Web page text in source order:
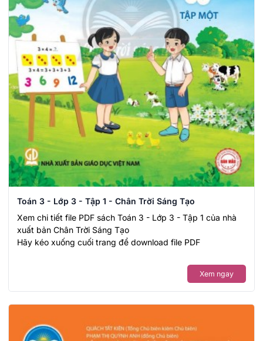
Toán 3 - Lớp 3 - Tập 1 - Chân Trời Sáng Tạo
Xem chi tiết file PDF sách Toán 3 - Lớp 3 - Tập 1 của nhà
xuất bản Chân Trời Sáng Tạo
Hãy kéo xuống cuối trang để download file PDF
Xem ngay